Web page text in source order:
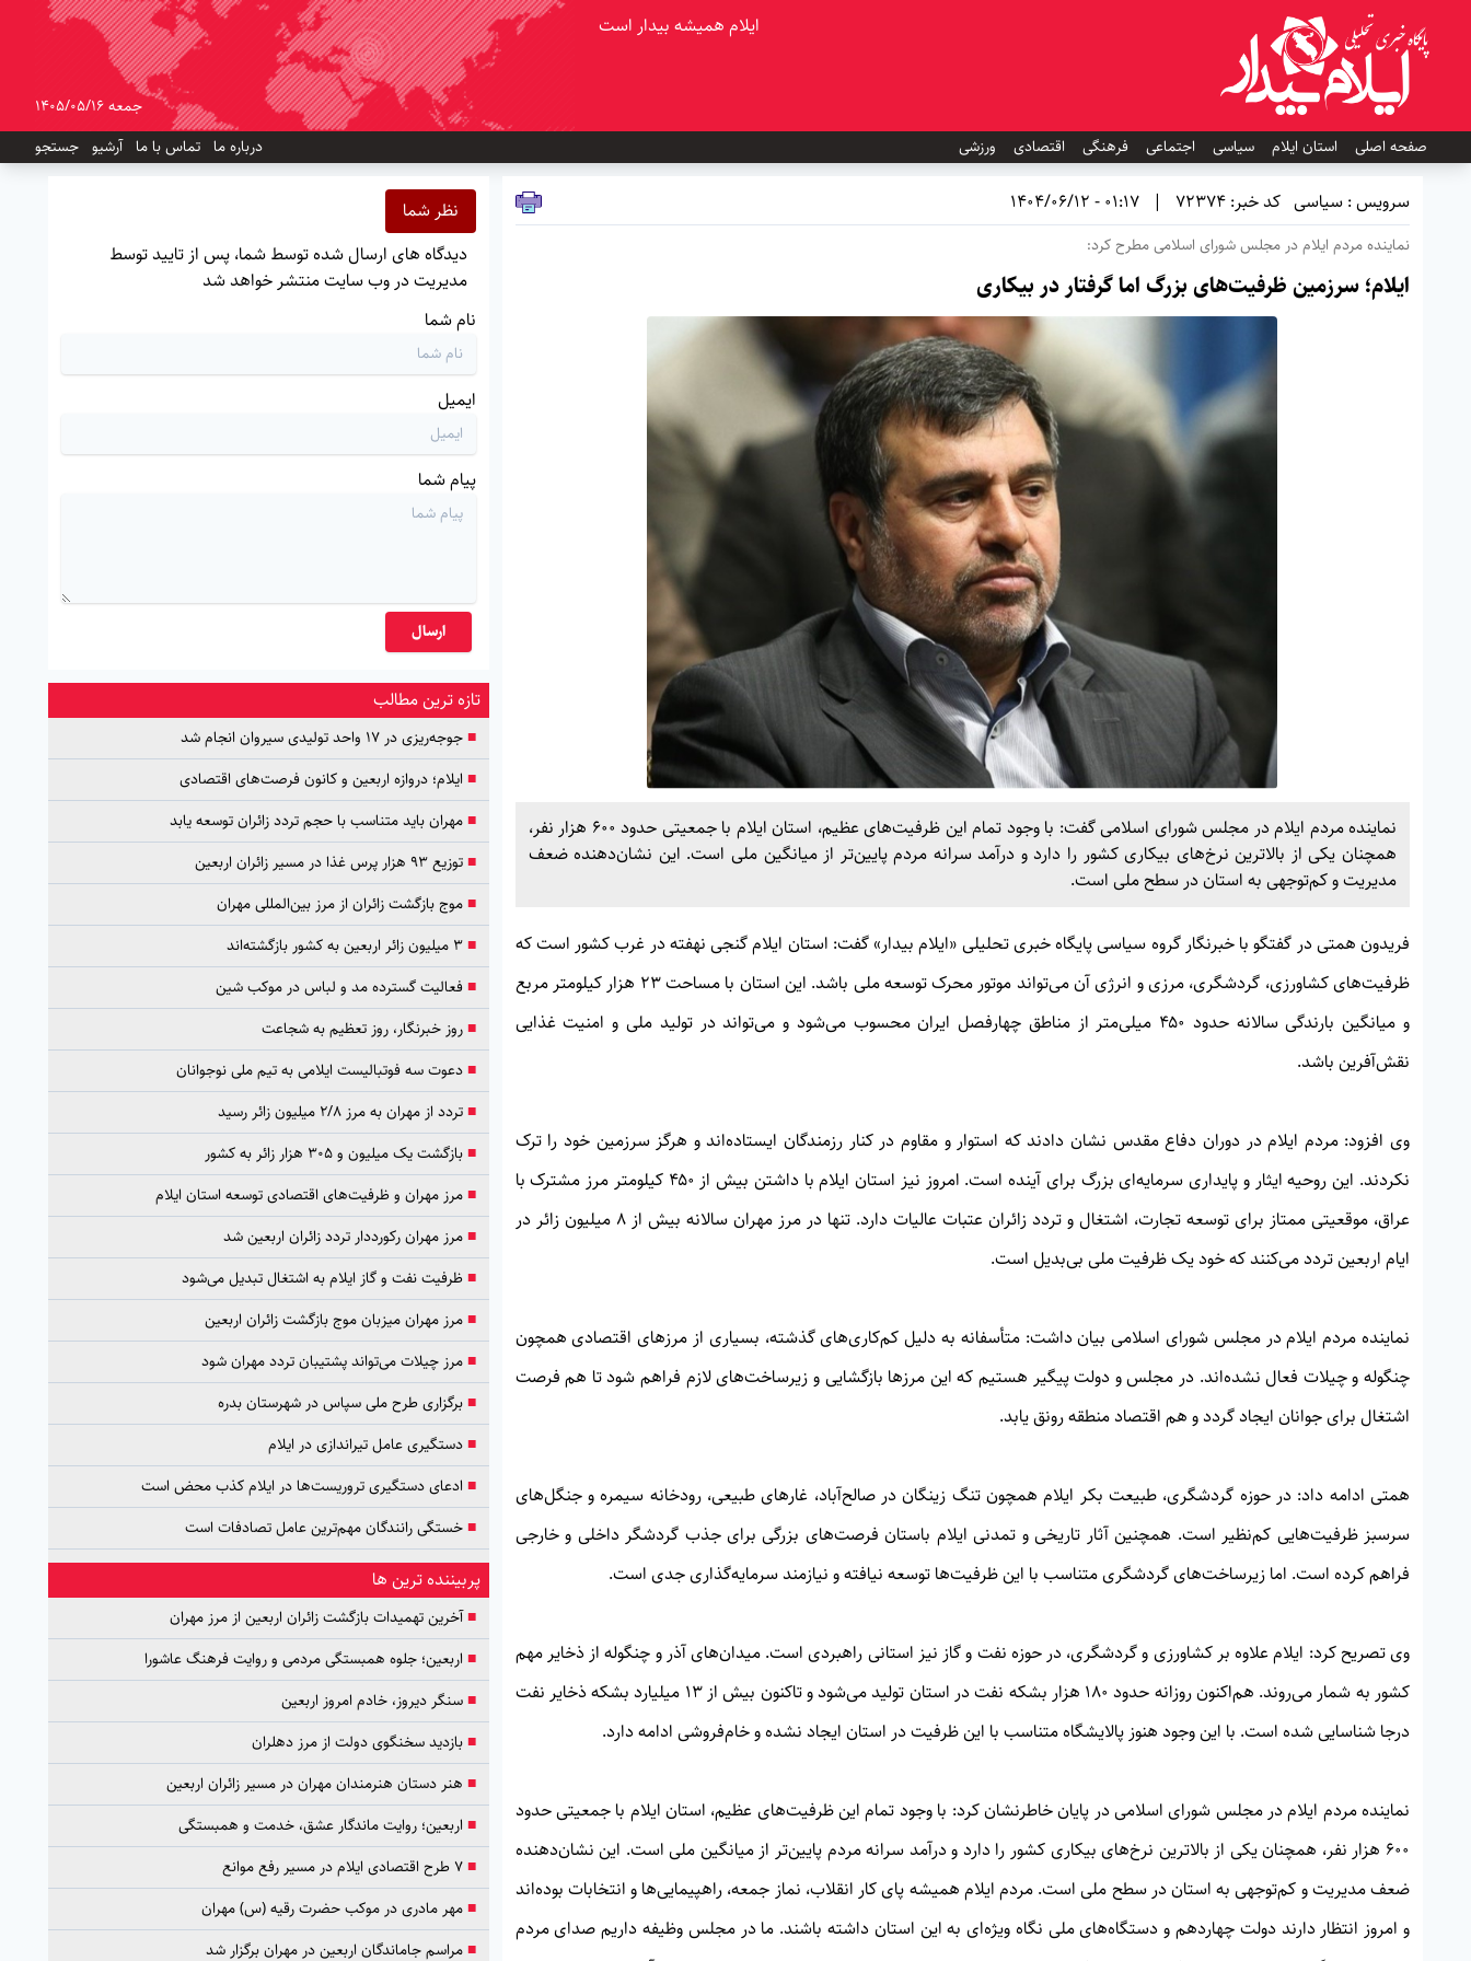
ایلام همیشه بیدار است
جمعه 1405/05/16
صفحه اصلی
استان ایلام سیاسی اجتماعی فرهنگی اقتصادی ورزشی درباره ما تماس با ما آرشیو جستجو
سرویس : سیاسی کد خبر: 72374 |
01:17 - 1404/06/12
نماینده مردم ایلام در مجلس شورای اسلامی مطرح کرد:
ایلام؛ سرزمین ظرفیت‌های بزرگ اما گرفتار در بیکاری
نماینده مردم ایلام در مجلس شورای اسلامی گفت: با وجود تمام این ظرفیت‌های عظیم، استان ایلام با جمعیتی حدود ۶۰۰ هزار نفر،
همچنان یکی از بالاترین نرخ‌های بیکاری کشور را دارد و درآمد سرانه مردم پایین‌تر از میانگین ملی است. این نشان‌دهنده ضعف
مدیریت و کم‌توجهی به استان در سطح ملی است.
فریدون همتی در گفتگو با خبرنگار گروه سیاسی پایگاه خبری تحلیلی «ایلام بیدار» گفت: استان ایلام گنجی نهفته در غرب کشور است که
ظرفیت‌های کشاورزی، گردشگری، مرزی و انرژی آن می‌تواند موتور محرک توسعه ملی باشد. این استان با مساحت ۲۳ هزار کیلومتر مربع
و میانگین بارندگی سالانه حدود ۴۵۰ میلی‌متر از مناطق چهارفصل ایران محسوب می‌شود و می‌تواند در تولید ملی و امنیت غذایی
نقش‌آفرین باشد.
وی افزود: مردم ایلام در دوران دفاع مقدس نشان دادند که استوار و مقاوم در کنار رزمندگان ایستاده‌اند و هرگز سرزمین خود را ترک
نکردند. این روحیه ایثار و پایداری سرمایه‌ای بزرگ برای آینده است. امروز نیز استان ایلام با داشتن بیش از ۴۵۰ کیلومتر مرز مشترک با
عراق، موقعیتی ممتاز برای توسعه تجارت، اشتغال و تردد زائران عتبات عالیات دارد. تنها در مرز مهران سالانه بیش از ۸ میلیون زائر در
ایام اربعین تردد می‌کنند که خود یک ظرفیت ملی بی‌بدیل است.
نماینده مردم ایلام در مجلس شورای اسلامی بیان داشت: متأسفانه به دلیل کم‌کاری‌های گذشته، بسیاری از مرزهای اقتصادی همچون
چنگوله و چیلات فعال نشده‌اند. در مجلس و دولت پیگیر هستیم که این مرزها بازگشایی و زیرساخت‌های لازم فراهم شود تا هم فرصت
اشتغال برای جوانان ایجاد گردد و هم اقتصاد منطقه رونق یابد.
همتی ادامه داد: در حوزه گردشگری، طبیعت بکر ایلام همچون تنگ زینگان در صالح‌آباد، غارهای طبیعی، رودخانه سیمره و جنگل‌های
سرسبز ظرفیت‌هایی کم‌نظیر است. همچنین آثار تاریخی و تمدنی ایلام باستان فرصت‌های بزرگی برای جذب گردشگر داخلی و خارجی
فراهم کرده است. اما زیرساخت‌های گردشگری متناسب با این ظرفیت‌ها توسعه نیافته و نیازمند سرمایه‌گذاری جدی است.
وی تصریح کرد: ایلام علاوه بر کشاورزی و گردشگری، در حوزه نفت و گاز نیز استانی راهبردی است. میدان‌های آذر و چنگوله از ذخایر مهم
کشور به شمار می‌روند. هم‌اکنون روزانه حدود ۱۸۰ هزار بشکه نفت در استان تولید می‌شود و تاکنون بیش از ۱۳ میلیارد بشکه ذخایر نفت
درجا شناسایی شده است. با این وجود هنوز پالایشگاه متناسب با این ظرفیت در استان ایجاد نشده و خام‌فروشی ادامه دارد.
نماینده مردم ایلام در مجلس شورای اسلامی در پایان خاطرنشان کرد: با وجود تمام این ظرفیت‌های عظیم، استان ایلام با جمعیتی حدود
۶۰۰ هزار نفر، همچنان یکی از بالاترین نرخ‌های بیکاری کشور را دارد و درآمد سرانه مردم پایین‌تر از میانگین ملی است. این نشان‌دهنده
ضعف مدیریت و کم‌توجهی به استان در سطح ملی است. مردم ایلام همیشه پای کار انقلاب، نماز جمعه، راهپیمایی‌ها و انتخابات بوده‌اند
و امروز انتظار دارند دولت چهاردهم و دستگاه‌های ملی نگاه ویژه‌ای به این استان داشته باشند. ما در مجلس وظیفه داریم صدای مردم
نظر شما
دیدگاه های ارسال شده توسط شما، پس از تایید توسط
مدیریت در وب سایت منتشر خواهد شد
نام شما
ایمیل
پیام شما
ارسال
تازه ترین مطالب
■جوجه‌ریزی در ۱۷ واحد تولیدی سیروان انجام شد
■ ایلام؛ دروازه اربعین و کانون فرصت‌های اقتصادی
■مهران باید متناسب با حجم تردد زائران توسعه یابد
■توزیع ۹۳ هزار پرس غذا در مسیر زائران اربعین
■موج بازگشت زائران از مرز بین‌المللی مهران
■۳ میلیون زائر اربعین به کشور بازگشته‌اند
■فعالیت گسترده مد و لباس در موکب شین
■روز خبرنگار، روز تعظیم به شجاعت
■دعوت سه فوتبالیست ایلامی به تیم ملی نوجوانان
■تردد از مهران به مرز ۲/۸ میلیون زائر رسید
■بازگشت یک میلیون و ۳۰۵ هزار زائر به کشور
■مرز مهران و ظرفیت‌های اقتصادی توسعه استان ایلام
■مرز مهران رکورددار تردد زائران اربعین شد
■ظرفیت نفت و گاز ایلام به اشتغال تبدیل می‌شود
■مرز مهران میزبان موج بازگشت زائران اربعین
■مرز چیلات می‌تواند پشتیبان تردد مهران شود
■برگزاری طرح ملی سپاس در شهرستان بدره
■دستگیری عامل تیراندازی در ایلام
■ ادعای دستگیری تروریست‌ها در ایلام کذب محض است
■خستگی رانندگان مهم‌ترین عامل تصادفات است
پربیننده ترین ها
■آخرین تهمیدات بازگشت زائران اربعین از مرز مهران
■ اربعین؛ جلوه همبستگی مردمی و روایت فرهنگ عاشورا
■سنگر دیروز، خادم امروز اربعین
■بازدید سخنگوی دولت از مرز دهلران
■ هنر دستان هنرمندان مهران در مسیر زائران اربعین
■ اربعین؛ روایت ماندگار عشق، خدمت و همبستگی
■۷ طرح اقتصادی ایلام در مسیر رفع موانع
■مهر مادری در موکب حضرت رقیه (س) مهران
■مراسم جاماندگان اربعین در مهران برگزار شد